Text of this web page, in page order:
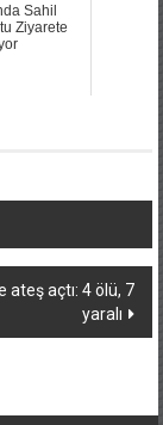
Sahil
Ziyarete
ateş açtı: 4 ölü, 7
yaralı